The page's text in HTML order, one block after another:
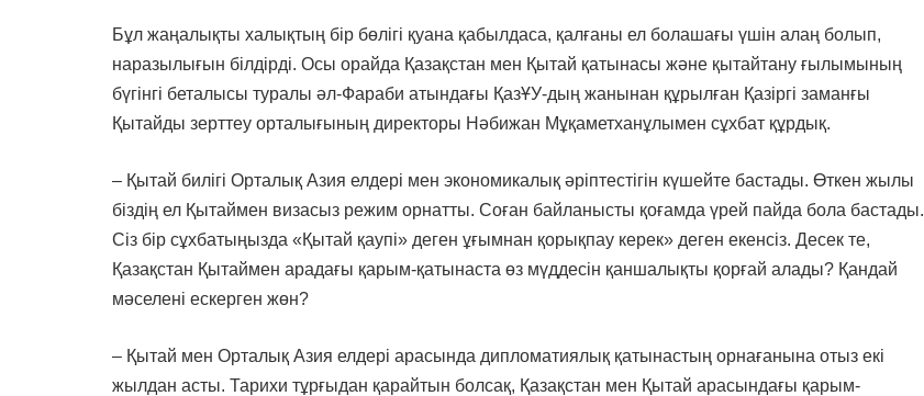
Бұл жаңалықты халықтың бір бөлігі қуана қабылдаса, қалғаны ел болашағы үшін алаң болып,
наразылығын білдірді. Осы орайда Қазақстан мен Қытай қатынасы және қытайтану ғылымының
бүгінгі беталысы туралы әл-Фараби атындағы ҚазҰУ-дың жанынан құрылған Қазіргі заманғы
Қытайды зерттеу орталығының директоры Нәбижан Мұқаметханұлымен сұхбат құрдық.
– Қытай билігі Орталық Азия елдері мен экономикалық әріптестігін күшейте бастады. Өткен жылы
біздің ел Қытаймен визасыз режим орнатты. Cоған байланысты қоғамда үрей пайда бола бастады.
Сіз бір сұхбатыңызда «Қытай қаупі» деген ұғымнан қорықпау керек» деген екенсіз. Десек те,
Қазақстан Қытаймен арадағы қарым-қатынаста өз мүддесін қаншалықты қорғай алады? Қандай
мәселені ескерген жөн?
– Қытай мен Орталық Азия елдері арасында дипломатиялық қатынастың орнағанына отыз екі
жылдан асты. Тарихи тұрғыдан қарайтын болсақ, Қазақстан мен Қытай арасындағы қарым-